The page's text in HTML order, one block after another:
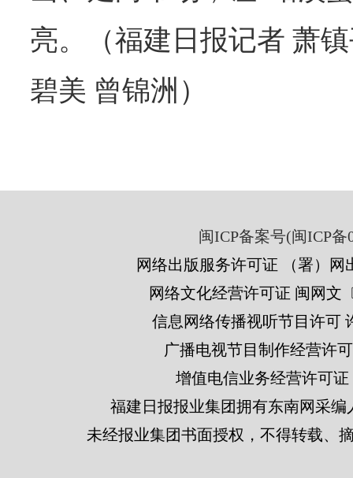
亮。（福建日报记者 萧
碧美 曾锦洲）
闽ICP备案号(闽ICP备
网络出版服务许可证 （署）网
网络文化经营许可证 闽网文
信息网络传播视听节目许可
广播电视节目制作经营许
增值电信业务经营许可证
福建日报报业集团拥有东南网采
未经报业集团书面授权，不得转载、